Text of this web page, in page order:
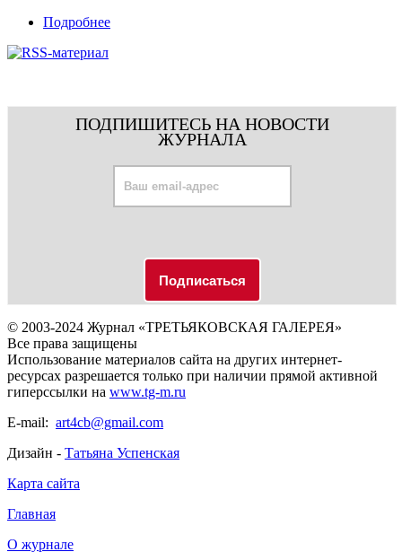
Подробнее
ПОДПИШИТЕСЬ НА НОВОСТИ
ЖУРНАЛА
© 2003-2024 Журнал «ТРЕТЬЯКОВСКАЯ ГАЛЕРЕЯ»
Все права защищены
Использование материалов сайта на других интернет-
ресурсах разрешается только при наличии прямой активной
гиперссылки на www.tg-m.ru
E-mail: art4cb@gmail.com
Дизайн - Татьяна Успенская
Карта сайта
Главная
О журнале